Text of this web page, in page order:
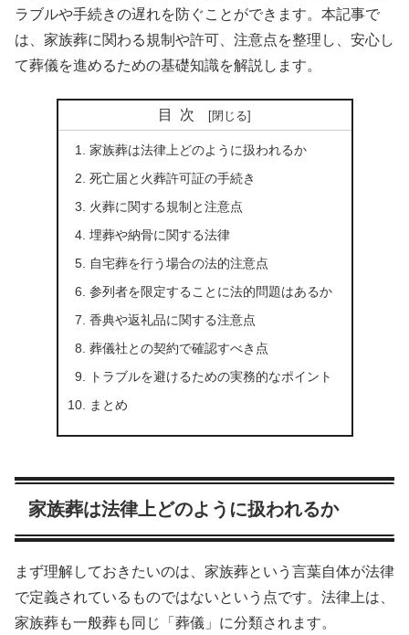
ラブルや手続きの遅れを防ぐことができます。本記事で
は、家族葬に関わる規制や許可、注意点を整理し、安心し
て葬儀を進めるための基礎知識を解説します。
目次
家族葬は法律上どのように扱われるか
死亡届と火葬許可証の手続き
火葬に関する規制と注意点
埋葬や納骨に関する法律
自宅葬を行う場合の法的注意点
参列者を限定することに法的問題はあるか
香典や返礼品に関する注意点
葬儀社との契約で確認すべき点
トラブルを避けるための実務的なポイント
まとめ
家族葬は法律上どのように扱われるか
まず理解しておきたいのは、家族葬という言葉自体が法律
で定義されているものではないという点です。法律上は、
家族葬も一般葬も同じ「葬儀」に分類されます。